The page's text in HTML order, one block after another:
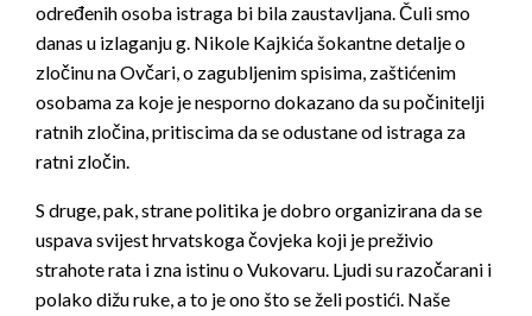
određenih osoba istraga bi bila zaustavljana. Čuli smo
danas u izlaganju g. Nikole Kajkića šokantne detalje o
zločinu na Ovčari, o zagubljenim spisima, zaštićenim
osobama za koje je nesporno dokazano da su počinitelji
ratnih zločina, pritiscima da se odustane od istraga za
ratni zločin.
S druge, pak, strane politika je dobro organizirana da se
uspava svijest hrvatskoga čovjeka koji je preživio
strahote rata i zna istinu o Vukovaru. Ljudi su razočarani i
polako dižu ruke, a to je ono što se želi postići. Naše